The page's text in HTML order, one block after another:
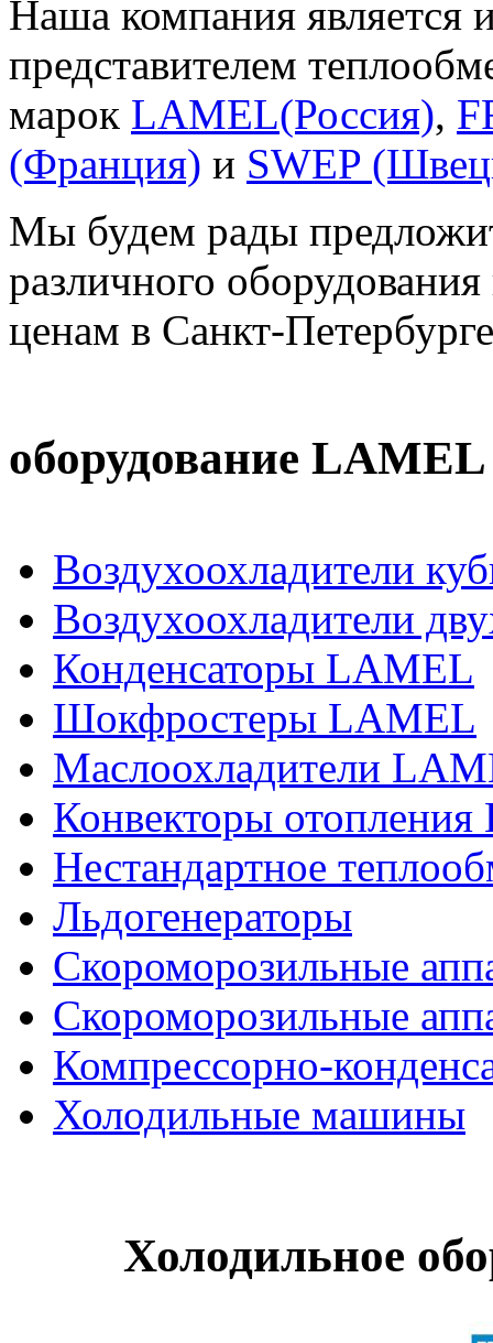
Наша компания является
представителем
марок LAMEL(Россия),
(Франция) и SWEP
Мы будем рады
различного
ценам в Санкт-
оборудование LAMEL
Воздухоохладители
Воздухоохладители
Конденсаторы LAMEL
Шокфростеры LAMEL
Маслоохладители
Конвекторы
Нестандартное
Льдогенераторы
Скороморозильные
Скороморозильные
Компрессорно-
Холодильные машины
Холодильное